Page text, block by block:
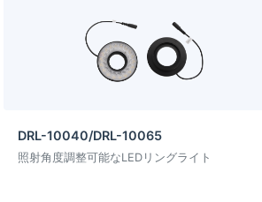
DRL-10040/DRL-10065
照射角度調整可能なLEDリングライト